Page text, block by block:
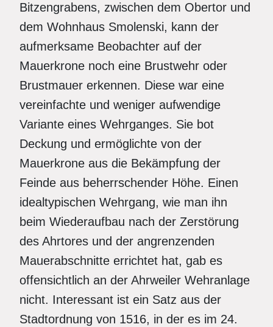
Bitzengrabens, zwischen dem Obertor und
dem Wohnhaus Smolenski, kann der
aufmerksame Beobachter auf der
Mauerkrone noch eine Brustwehr oder
Brustmauer erkennen. Diese war eine
vereinfachte und weniger aufwendige
Variante eines Wehrganges. Sie bot
Deckung und ermöglichte von der
Mauerkrone aus die Bekämpfung der
Feinde aus beherrschender Höhe. Einen
idealtypischen Wehrgang, wie man ihn
beim Wiederaufbau nach der Zerstörung
des Ahrtores und der angrenzenden
Mauerabschnitte errichtet hat, gab es
offensichtlich an der Ahrweiler Wehranlage
nicht. Interessant ist ein Satz aus der
Stadtordnung von 1516, in der es im 24.